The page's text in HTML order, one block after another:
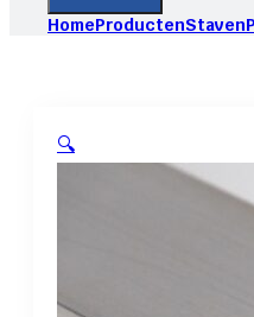
HomeProductenStaven
🔍